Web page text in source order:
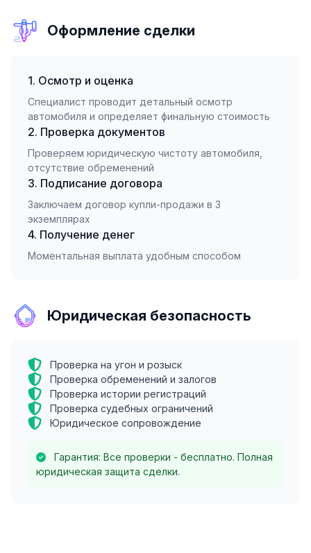
Оформление сделки
1. Осмотр и оценка
Специалист проводит детальный осмотр
автомобиля и определяет финальную стоимость
2. Проверка документов
Проверяем юридическую чистоту автомобиля,
отсутствие обременений
3. Подписание договора
Заключаем договор купли-продажи в 3
экземплярах
4. Получение денег
Моментальная выплата удобным способом
Юридическая безопасность
Проверка на угон и розыск
Проверка обременений и залогов
Проверка истории регистраций
Проверка судебных ограничений
Юридическое сопровождение
Гарантия: Все проверки - бесплатно. Полная
юридическая защита сделки.